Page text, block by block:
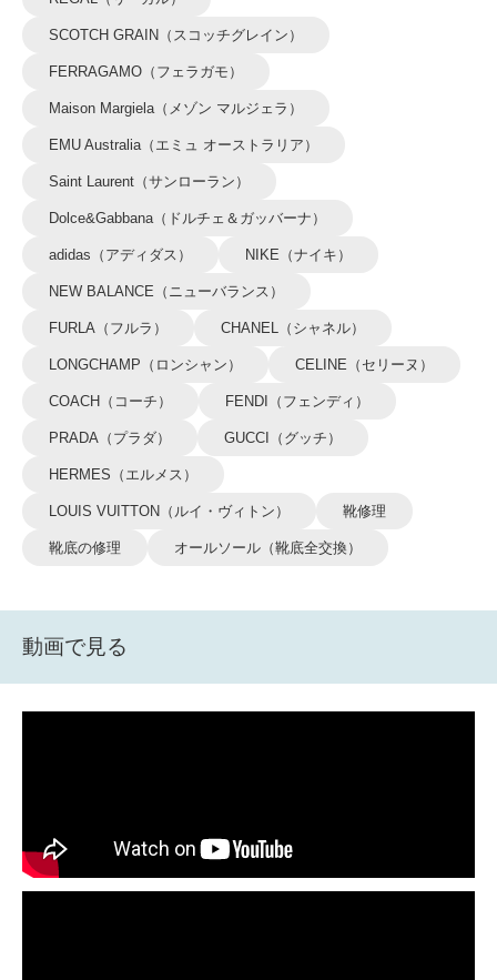
SCOTCH GRAIN（スコッチグレイン）
FERRAGAMO（フェラガモ）
Maison Margiela（メゾン マルジェラ）
EMU Australia（エミュ オーストラリア）
Saint Laurent（サンローラン）
Dolce&Gabbana（ドルチェ＆ガッバーナ）
adidas（アディダス） NIKE（ナイキ）
NEW BALANCE（ニューバランス）
FURLA（フルラ） CHANEL（シャネル）
LONGCHAMP（ロンシャン） CELINE（セリーヌ）
COACH（コーチ） FENDI（フェンディ）
PRADA（プラダ） GUCCI（グッチ）
HERMES（エルメス）
LOUIS VUITTON（ルイ・ヴィトン） 靴修理
靴底の修理 オールソール（靴底全交換）
動画で見る